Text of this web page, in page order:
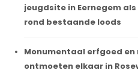
jeugdsite in Eernegem
rond bestaande loods
Monumentaal erfgoed
ontmoeten elkaar in